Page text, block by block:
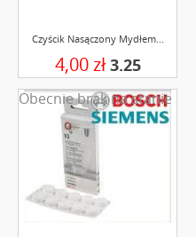
Czyścik Nasączony Mydłem...
4,00 zł 3.25
Obecnie brak na stanie